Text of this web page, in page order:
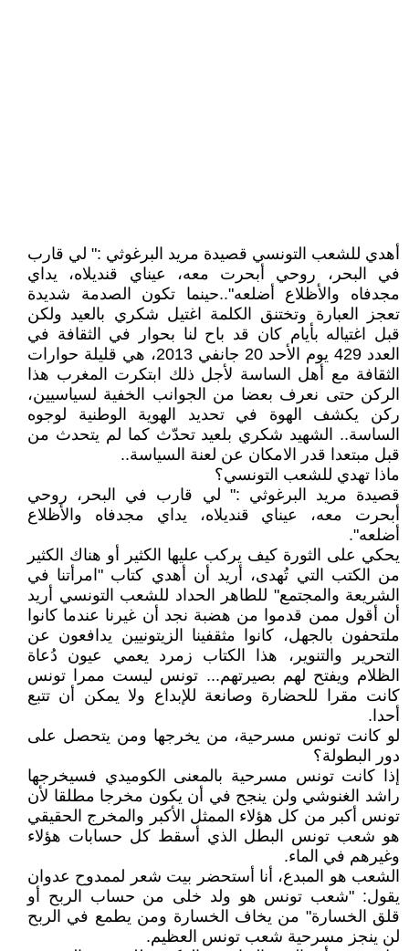
أهدي للشعب التونسي قصيدة مريد البرغوثي :" لي قارب
في البحر، روحي أبحرت معه، عيناي قنديلاه، يداي
مجدفاه والأظلاع أضلعه"..حينما تكون الصدمة شديدة
تعجز العبارة وتختنق الكلمة اغتيل شكري بالعيد ولكن
قبل اغتياله بأيام كان قد باح لنا بحوار في الثقافة في
العدد 429 يوم الأحد 20 جانفي 2013، هي قليلة حوارات
الثقافة مع أهل الساسة لأجل ذلك ابتكرت المغرب هذا
الركن حتى نعرف بعضا من الجوانب الخفية لسياسيين،
ركن يكشف الهوة في تحديد الهوية الوطنية لوجوه
الساسة.. الشهيد شكري بلعيد تحدّث كما لم يتحدث من
قبل مبتعدا قدر الامكان عن لعنة السياسة..
ماذا تهدي للشعب التونسي؟
قصيدة مريد البرغوثي :" لي قارب في البحر، روحي
أبحرت معه، عيناي قنديلاه، يداي مجدفاه والأظلاع
أضلعه".
يحكي على الثورة كيف يركب عليها الكثير أو هناك الكثير
من الكتب التي تُهدى، أريد أن أهدي كتاب "امرأتنا في
الشريعة والمجتمع" للطاهر الحداد للشعب التونسي أريد
أن أقول ممن قدموا من هضبة نجد أن غيرنا عندما كانوا
ملتحفون بالجهل، كانوا مثقفينا الزيتونيين يدافعون عن
التحرير والتنوير، هذا الكتاب زمرد يعمي عيون دُعاة
الظلام ويفتح لهم بصيرتهم... تونس ليست ممرا تونس
كانت مقرا للحضارة وصانعة للإبداع ولا يمكن أن تتبع
أحدا.
لو كانت تونس مسرحية، من يخرجها ومن يتحصل على
دور البطولة؟
إذا كانت تونس مسرحية بالمعنى الكوميدي فسيخرجها
راشد الغنوشي ولن ينجح في أن يكون مخرجا مطلقا لأن
تونس أكبر من كل هؤلاء الممثل الأكبر والمخرج الحقيقي
هو شعب تونس البطل الذي أسقط كل حسابات هؤلاء
وغيرهم في الماء.
الشعب هو المبدع، أنا أستحضر بيت شعر لممدوح عدوان
يقول: "شعب تونس هو ولد خلى من حساب الربح أو
قلق الخسارة" من يخاف الخسارة ومن يطمع في الربح
لن ينجز مسرحية شعب تونس العظيم.